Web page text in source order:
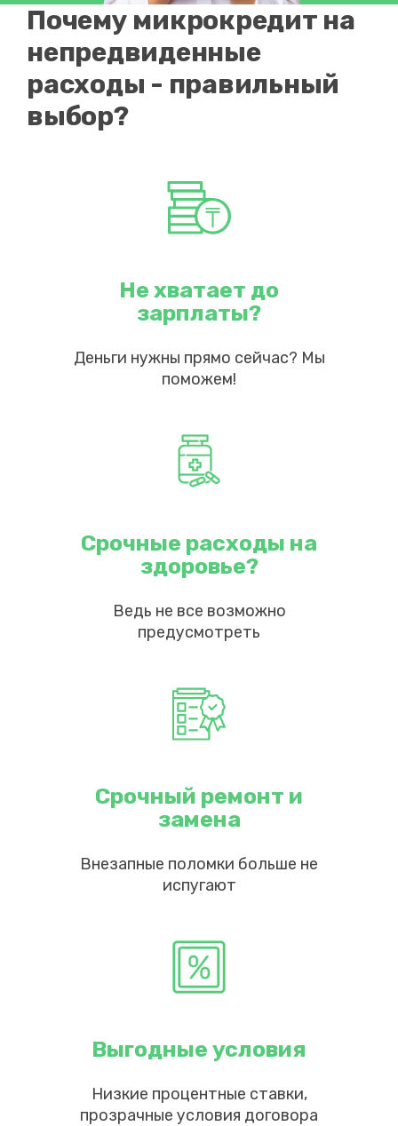
Почему микрокредит на
непредвиденные
расходы - правильный
выбор?
Не хватает до
зарплаты?
Деньги нужны прямо сейчас? Мы
поможем!
Срочные расходы на
здоровье?
Ведь не все возможно
предусмотреть
Срочный ремонт и
замена
Внезапные поломки больше не
испугают
Выгодные условия
Низкие процентные ставки,
прозрачные условия договора